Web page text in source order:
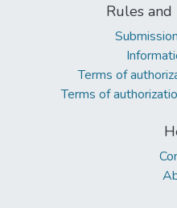
Rules
Terms of
Terms of